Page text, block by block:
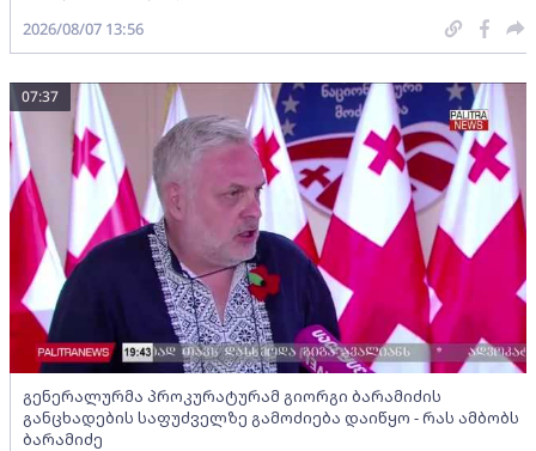
2026/08/07 13:56
გენერალურმა პროკურატურამ გიორგი ბარამიძის
განცხადების საფუძველზე გამოძიება დაიწყო - რას ამბობს
ბარამიძე
07:37